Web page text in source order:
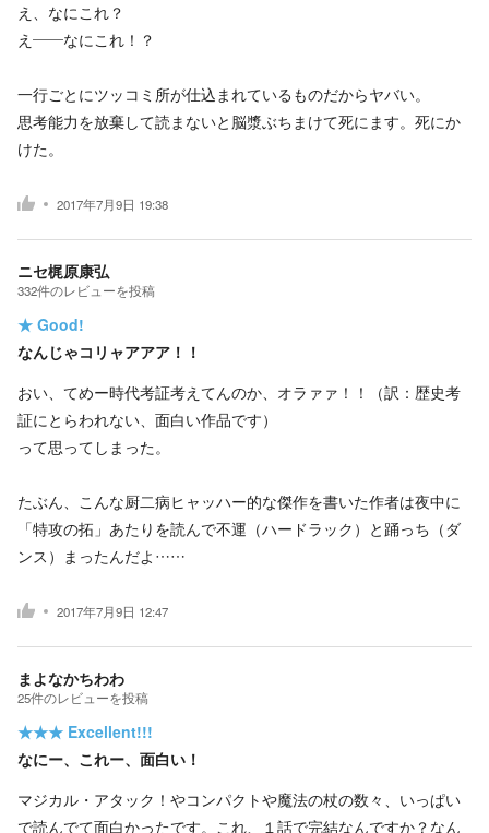
え、なにこれ？
え――なにこれ！？
一行ごとにツッコミ所が仕込まれているものだからヤバい。
思考能力を放棄して読まないと脳漿ぶちまけて死にます。死にか
けた。
2017年7月9日 19:38
ニセ梶原康弘
332件のレビューを投稿
★ Good!
なんじゃコリャアアア！！
おい、てめー時代考証考えてんのか、オラァァ！！（訳：歴史考
証にとらわれない、面白い作品です）
って思ってしまった。
たぶん、こんな厨二病ヒャッハー的な傑作を書いた作者は夜中に
「特攻の拓」あたりを読んで不運（ハードラック）と踊っち（ダ
ンス）まったんだよ……
2017年7月9日 12:47
まよなかちわわ
25件のレビューを投稿
★★★ Excellent!!!
なにー、これー、面白い！
マジカル・アタック！やコンパクトや魔法の杖の数々、いっぱい
で読んでて面白かったです。これ、１話で完結なんですか？なん